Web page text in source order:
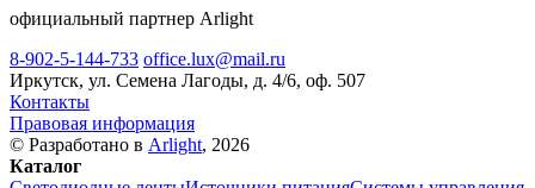
официальный партнер Arlight
8-902-5-144-733 office.lux@mail.ru
Иркутск, ул. Семена Лагоды, д. 4/6, оф. 507
Контакты
Правовая информация
© Разработано в Arlight, 2026
Каталог